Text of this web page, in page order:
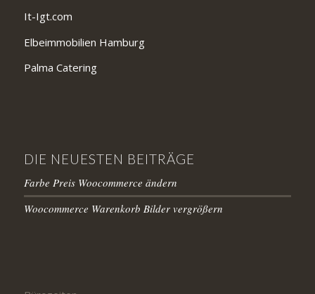
It-Igt.com
Elbeimmobilien Hamburg
Palma Catering
DIE NEUESTEN BEITRÄGE
Farbe Preis Woocommerce ändern
Woocommerce Warenkorb Bilder vergrößern